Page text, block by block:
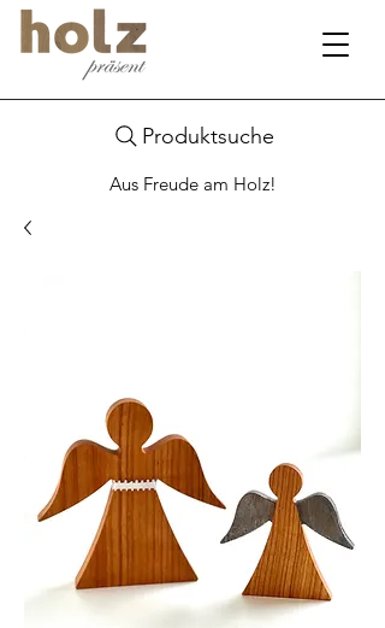
Aus Freude am Holz!
Produktsuche